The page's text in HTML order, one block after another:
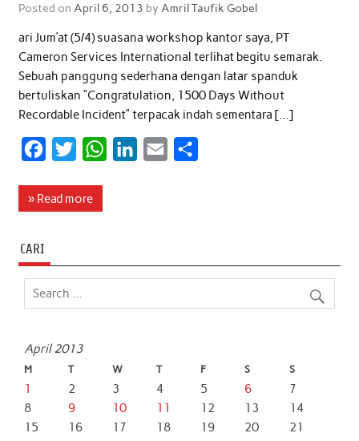
Posted on April 6, 2013 by Amril Taufik Gobel
ari Jum’at (5/4) suasana workshop kantor saya, PT
Cameron Services International terlihat begitu semarak.
Sebuah panggung sederhana dengan latar spanduk
bertuliskan “Congratulation, 1500 Days Without
Recordable Incident” terpacak indah sementara […]
c
o
o
i
e
W
A
d
» Read more
CARI
April 2013
M T W T F S S
1 2 3 4 5 6
7
8
9 10 11 12 13
14
15
16 17 18 19 20
21